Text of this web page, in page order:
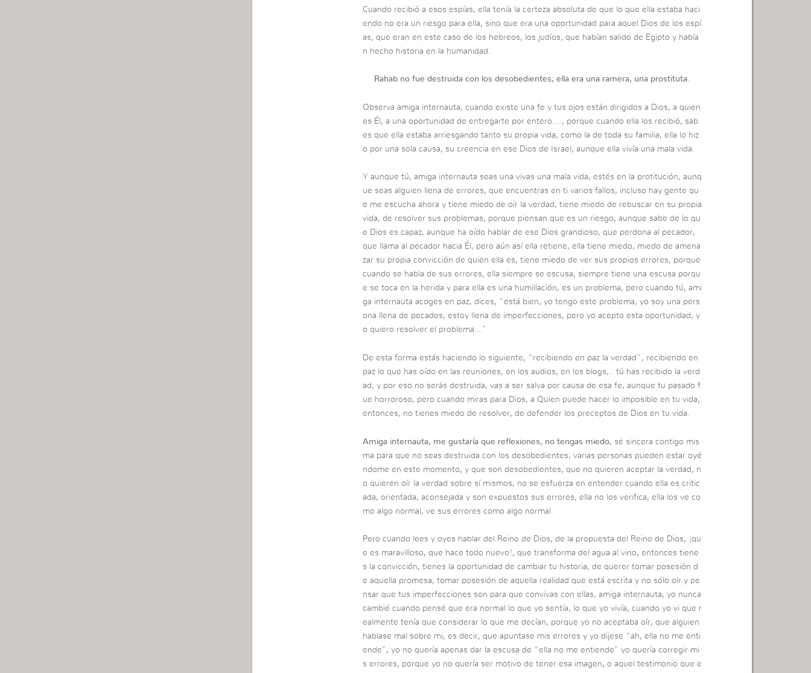
Cuando recibió a esos espías, ella tenía la certeza absoluta de que lo que ella estaba haci
endo no era un riesgo para ella, sino que era una oportunidad para aquel Dios de los espí
as, que eran en este caso de los hebreos, los judíos, que habían salido de Egipto y había
n hecho historia en la humanidad.
Rahab no fue destruida con los desobedientes; ella era una ramera, una prostituta.
Observa amiga internauta, cuando existe una fe y tus ojos están dirigidos a Dios, a quien
es Él, a una oportunidad de entregarte por entero…., porque cuando ella los recibió, sab
es que ella estaba arriesgando tanto su propia vida, como la de toda su familia, ella lo hiz
o por una sola causa, su creencia en ese Dios de Israel, aunque ella vivía una mala vida.
Y aunque tú, amiga internauta seas una vivas una mala vida, estés en la protitución, aunq
ue seas alguien llena de errores, que encuentras en ti varios fallos, incluso hay gente qu
e me escucha ahora y tiene miedo de oír la verdad, tiene miedo de rebuscar en su propia
vida, de resolver sus problemas, porque piensan que es un riesgo, aunque sabe de lo qu
e Dios es capaz, aunque ha oído hablar de ese Dios grandioso, que perdona al pecador,
que llama al pecador hacia Él, pero aún así ella retiene, ella tiene miedo, miedo de amena
zar su propia convicción de quien ella es, tiene miedo de ver sus propios errores, porque
cuando se habla de sus errores, ella siempre se escusa, siempre tiene una escusa porqu
e se toca en la herida y para ella es una humillación, es un problema, pero cuando tú, ami
ga internauta acoges en paz, dices, “está bien, yo tengo este problema, yo soy una pers
ona llena de pecados, estoy llena de imperfecciones, pero yo acepto esta oportunidad, y
o quiero resolver el problema…”
De esta forma estás haciendo lo siguiente, “recibiendo en paz la verdad”, recibiendo en
paz lo que has oído en las reuniones, en los audios, en los blogs,.. tú has recibido la verd
ad, y por eso no serás destruida, vas a ser salva por causa de esa fe, aunque tu pasado f
ue horroroso, pero cuando miras para Dios, a Quien puede hacer lo imposible en tu vida,
entonces, no tienes miedo de resolver, de defender los preceptos de Dios en tu vida.
Amiga internauta, me gustaría que reflexiones, no tengas miedo, sé sincera contigo mis
ma para que no seas destruida con los desobedientes; varias personas pueden estar oyé
ndome en este momento, y que son desobedientes, que no quieren aceptar la verdad, n
o quieren oír la verdad sobre sí mismos, no se esfuerza en entender cuando ella es critic
ada, orientada, aconsejada y son expuestos sus errores, ella no los verifica, ella los ve co
mo algo normal, ve sus errores como algo normal.
Pero cuando lees y oyes hablar del Reino de Dios, de la propuesta del Reino de Dios, ¡qu
e es maravilloso, que hace todo nuevo!, que transforma del agua al vino, entonces tiene
s la convicción, tienes la oportunidad de cambiar tu historia, de querer tomar posesión d
e aquella promesa, tomar posesión de aquella realidad que está escrita y no sólo oír y pe
nsar que tus imperfecciones son para que convivas con ellas, amiga internauta, yo nunca
cambié cuando pensé que era normal lo que yo sentía, lo que yo vivía, cuando yo vi que r
ealmente tenía que considerar lo que me decían, porque yo no aceptaba oír, que alguien
hablase mal sobre mi, es decir, que apuntase mis errores y yo dijese “ah, ella no me enti
ende”, yo no quería apenas dar la escusa de “ella no me entiende” yo quería corregir mi
s errores, porque yo no quería ser motivo de tener esa imagen, o aquel testimonio que e